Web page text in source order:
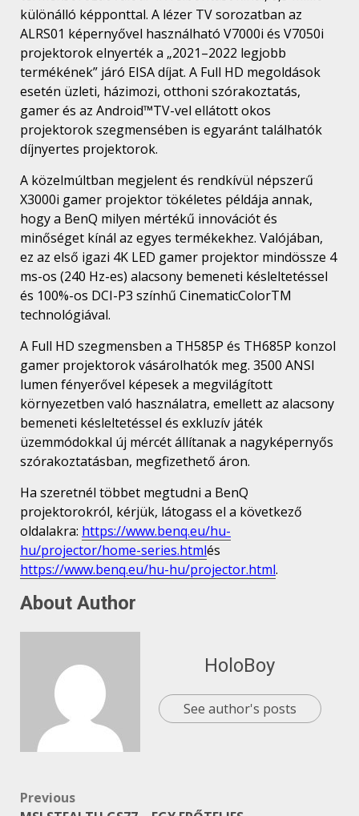
különálló képponttal. A lézer TV sorozatban az
ALRS01 képernyővel használható V7000i és V7050i
projektorok elnyerték a „2021–2022 legjobb
termékének” járó EISA díjat. A Full HD megoldások
esetén üzleti, házimozi, otthoni szórakoztatás,
gamer és az Android™TV-vel ellátott okos
projektorok szegmensében is egyaránt találhatók
díjnyertes projektorok.
A közelmúltban megjelent és rendkívül népszerű
X3000i gamer projektor tökéletes példája annak,
hogy a BenQ milyen mértékű innovációt és
minőséget kínál az egyes termékekhez. Valójában,
ez az első igazi 4K LED gamer projektor mindössze 4
ms-os (240 Hz-es) alacsony bemeneti késleltetéssel
és 100%-os DCI-P3 színhű CinematicColorTM
technológiával.
A Full HD szegmensben a TH585P és TH685P konzol
gamer projektorok vásárolhatók meg. 3500 ANSI
lumen fényerővel képesek a megvilágított
környezetben való használatra, emellett az alacsony
bemeneti késleltetéssel és exkluzív játék
üzemmódokkal új mércét állítanak a nagyképernyős
szórakoztatásban, megfizethető áron.
Ha szeretnél többet megtudni a BenQ
projektorokról, kérjük, látogass el a következő
oldalakra: https://www.benq.eu/hu-
hu/projector/home-series.htmlés
https://www.benq.eu/hu-hu/projector.html.
About Author
HoloBoy
See author's posts
Post
Previous